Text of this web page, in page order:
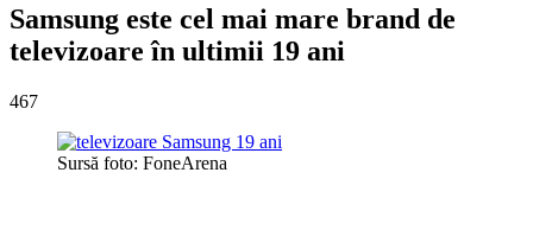
Samsung este cel mai mare brand de
televizoare în ultimii 19 ani
467
Sursă foto: FoneArena